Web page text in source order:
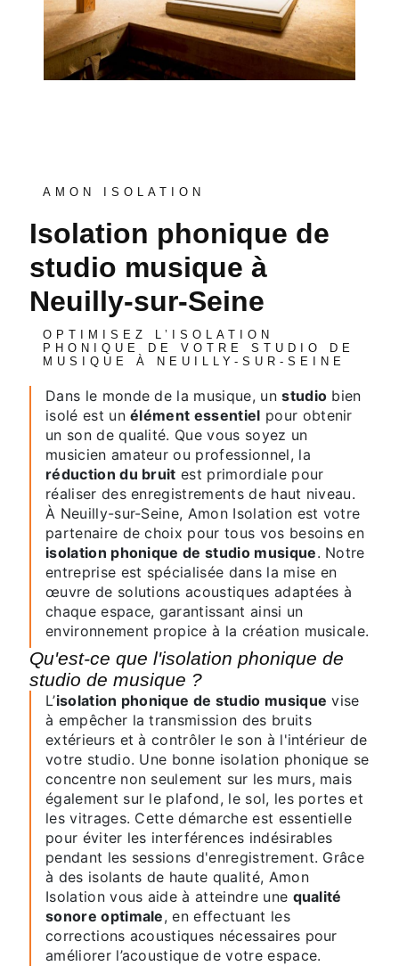
AMON ISOLATION
isolation phonique de
studio musique à
Neuilly-sur-Seine
OPTIMISEZ L’ISOLATION
PHONIQUE DE VOTRE STUDIO DE
MUSIQUE À NEUILLY-SUR-SEINE
Dans le monde de la musique, unstudio bien
isolé est unélément essentiel pour obtenir
un son de qualité. Que vous soyez un
musicien amateur ou professionnel, la
réduction du bruit est primordiale pour
réaliser des enregistrements de haut niveau.
À Neuilly-sur-Seine, Amon Isolation est votre
partenaire de choix pour tous vos besoins en
isolation phonique de studio musique. Notre
entreprise est spécialisée dans la mise en
œuvre de solutions acoustiques adaptées à
chaque espace, garantissant ainsi un
environnement propice à la création musicale.
Qu'est-ce que l'isolation phonique de
studio de musique ?
L’isolation phonique de studio musique vise
à empêcher la transmission des bruits
extérieurs et à contrôler le son à l'intérieur de
votre studio. Une bonne isolation phonique se
concentre non seulement sur les murs, mais
également sur le plafond, le sol, les portes et
les vitrages. Cette démarche est essentielle
pour éviter les interférences indésirables
pendant les sessions d'enregistrement. Grâce
à des isolants de haute qualité, Amon
Isolation vous aide à atteindre une qualité
sonore optimale, en effectuant les
corrections acoustiques nécessaires pour
améliorer l’acoustique de votre espace.